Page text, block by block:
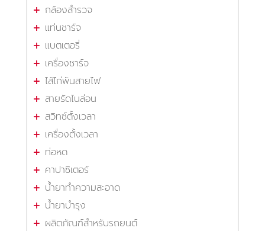
กล้องสำรวจ
แท่นชาร์จ
แบตเตอรี่
เครื่องชาร์จ
ไส้ไก่พันสายไฟ
สายรัดไนล่อน
สวิทซ์ตั้งเวลา
เครื่องตั้งเวลา
ท่อหด
คาปาซิเตอร์
น้ำยาทำความสะอาด
น้ำยาบำรุง
ผลิตภัณฑ์สำหรับรถยนต์